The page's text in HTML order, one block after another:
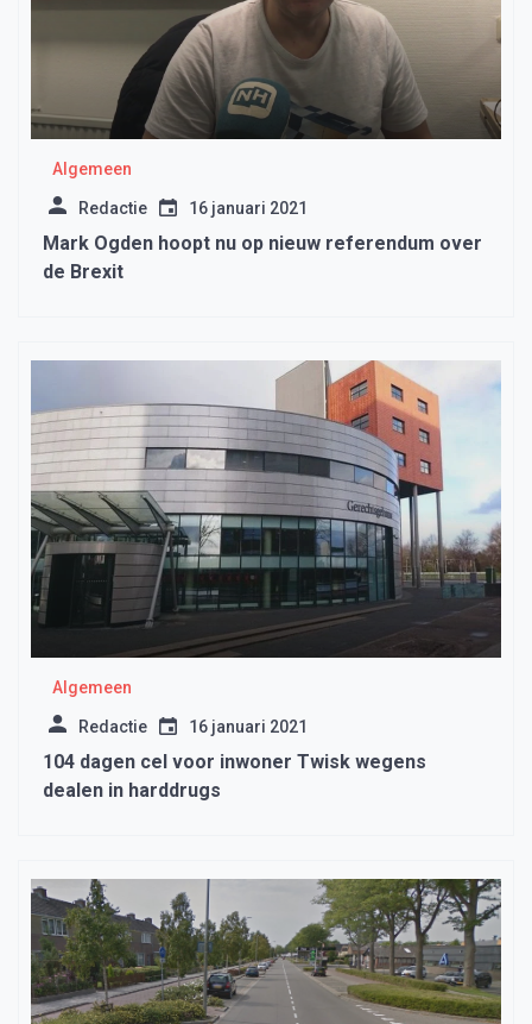
Algemeen
Redactie 16 januari 2021
Mark Ogden hoopt nu op nieuw referendum over
de Brexit
Algemeen
Redactie 16 januari 2021
104 dagen cel voor inwoner Twisk wegens
dealen in harddrugs